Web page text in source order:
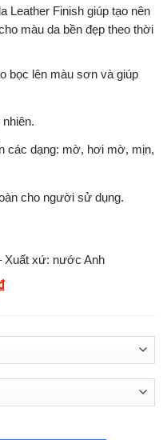
Leather Finish giúp tạo nên
màu da bền đẹp theo thời
bọc lên màu sơn và giúp
các dạng: mờ, hơi mờ, mịn,
cho người sử dụng.
Xuất xứ: nước Anh